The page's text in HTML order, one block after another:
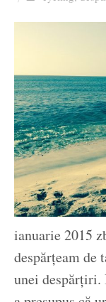
ianuarie 2015
despărțeam de
unei